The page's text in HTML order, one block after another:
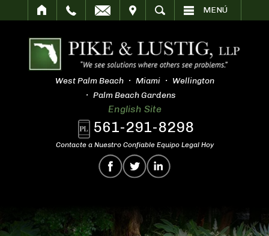
BUSCAR MENÚ
West Palm Beach Miami
Wellington
Palm Beach Gardens
English Site
561-291-8298
Contacte a Nuestro Confiable Equipo Legal Hoy